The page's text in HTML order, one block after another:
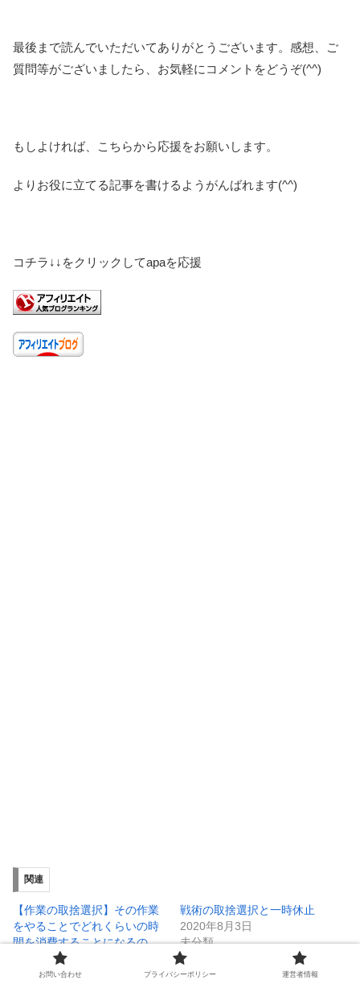
最後まで読んでいただいてありがとうございます。感想、ご
質問等がございましたら、お気軽にコメントをどうぞ(^^)
もしよければ、こちらから応援をお願いします。
よりお役に立てる記事を書けるようがんばれます(^^)
コチラ↓↓をクリックしてapaを応援
関連
【作業の取捨選択】その作業
をやることでどれくらいの時
間を消費することになるの
か？計算して取り組む重要性
2022年7月9日
戦術の取捨選択と一時休止
2020年8月3日
未分類
お問い合わせ プライバシーポリシー 運営者情報